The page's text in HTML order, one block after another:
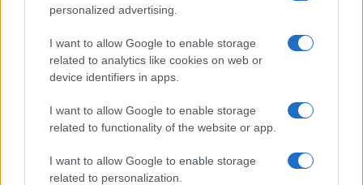
personalized advertising.
I want to allow Google to enable storage
related to analytics like cookies on web or
device identifiers in apps.
I want to allow Google to enable storage
related to functionality of the website or app.
I want to allow Google to enable storage
related to personalization.
Invia un Comunicato Stampa|Pubblicità
Vuoi rimanere sempre aggiornato?